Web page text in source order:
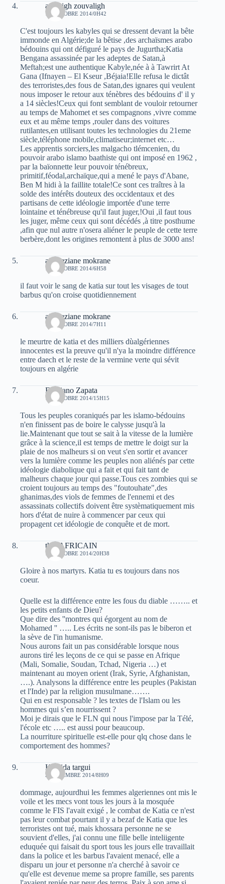
amazigh zouvaligh
10 OCTOBRE 2014/0H42
C'est toujours les kabyles qui se dressent devant la bête
immonde en Algérie;de la bêtise ,des archaïsmes arabo
bédouins qui ont défiguré le pays de Jugurtha;Katia
Bengana assassinée par les adeptes de Satan,à
Meftah;est une authentique Kabyle,née à à Tawrirt At
Gana (Ifnayen – El Kseur ,Béjaia!Elle refusa le dictât
des terroristes,des fous de Satan,des ignares qui veulent
nous imposer le retour aux ténèbres des bédouins d' il y
a 14 siècles!Ceux qui font semblant de vouloir retourner
au temps de Mahomet et ses compagnons ,vivre comme
eux et au même temps ,rouler dans des voitures
rutilantes,en utilisant toutes les technologies du 21eme
siècle,téléphone mobile,climatiseur;internet etc…
Les apprentis sorciers,les malgacho tlémcenien, du
pouvoir arabo islamo baathiste qui ont imposé en 1962 ,
par la baïonnette leur pouvoir ténébreux,
primitif,féodal,archaïque,qui a mené le pays d'Abane,
Ben M hidi à la faillite totale!Ce sont ces traîtres à la
solde des intérêts douteux des occidentaux et des
partisans de cette idéologie importée d'une terre
lointaine et ténébreuse qu'il faut juger,!Oui ,il faut tous
les juger, même ceux qui sont décédés ,à titre posthume
,afin que nul autre n'osera aliéner le peuple de cette terre
berbère,dont les origines remontent à plus de 3000 ans!
ait meziane mokrane
10 OCTOBRE 2014/6H58
il faut voir le sang de katia sur tout les visages de tout
barbus qu'on croise quotidiennement
ait meziane mokrane
10 OCTOBRE 2014/7H11
le meurtre de katia et des milliers dùalgériennes
innocentes est la preuve qu'il n'ya la moindre différence
entre daech et le reste de la vermine verte qui sévit
toujours en algérie
Emiliano Zapata
10 OCTOBRE 2014/15H15
Tous les peuples coraniqués par les islamo-bédouins
n'en finissent pas de boire le calysse jusqu'à la
lie.Maintenant que tout se sait à la vitesse de la lumière
grâce à la science,il est temps de mettre le doigt sur la
plaie de nos malheurs si on veut s'en sortir et avancer
vers la lumière comme les peuples non aliénés par cette
idéologie diabolique qui a fait et qui fait tant de
malheurs chaque jour qui passe.Tous ces zombies qui se
croient toujours au temps des "foutouhate",des
ghanimas,des viols de femmes de l'ennemi et des
assassinats collectifs doivent être systèmatiquement mis
hors d'état de nuire à commencer par ceux qui
propagent cet idéologie de conquête et de mort.
thili AFRICAIN
11 OCTOBRE 2014/20H38
Gloire à nos martyrs. Katia tu es toujours dans nos
coeur.
Quelle est la différence entre les fous du diable …….. et
les petits enfants de Dieu?
Que dire des ''montres qui égorgent au nom de
Mohamed '' ….. Les écrits ne sont-ils pas le biberon et
la sève de l'in humanisme.
Nous aurons fait un pas considérable lorsque nous
aurons tiré les leçons de ce qui se passe en Afrique
(Mali, Somalie, Soudan, Tchad, Nigeria …) et
maintenant au moyen orient (Irak, Syrie, Afghanistan,
….). Analysons la différence entre les peuples (Pakistan
et l'Inde) par la religion musulmane…….
Qui en est responsable ? les textes de l'Islam ou les
hommes qui s’en nourrissent ?
Moi je dirais que le FLN qui nous l'impose par la Télé,
l'école etc ….. est aussi pour beaucoup.
La nourriture spirituelle est-elle pour qlq chose dans le
comportement des hommes?
Khalida targui
2 NOVEMBRE 2014/8H09
dommage, aujourdhui les femmes algeriennes ont mis le
voile et les mecs vont tous les jours à la mosquée
comme le FIS l'avait exigé , le combat de Katia ce n'est
pas leur combat pourtant il y a bezaf de Katia que les
terroristes ont tué, mais khossara personne ne se
souvient d'elles, j'ai connu une fille belle inteliigente
eduquée qui faisait du sport tous les jours elle travaillait
dans la police et les barbus l'avaient menacé, elle a
disparu un jour et personne n'a cherché à savoir ce
qu'elle est devenue meme sa propre famille, ses parents